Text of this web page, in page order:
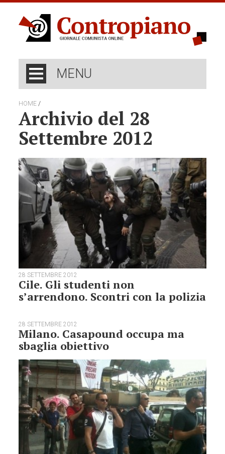
MENU
HOME /
Archivio del 28
Settembre 2012
28 SETTEMBRE 2012
Cile. Gli studenti non
s’arrendono. Scontri con la polizia
28 SETTEMBRE 2012
Milano. Casapound occupa ma
sbaglia obiettivo